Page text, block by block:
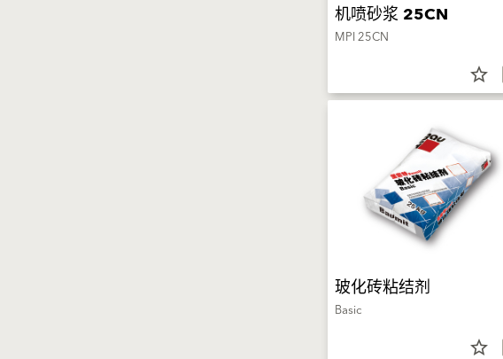
机喷砂浆 25CN
MPI 25CN
star_border
玻化砖粘结剂
Basic
star_border